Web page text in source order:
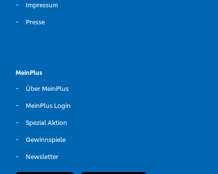
Impressum
Presse
MeinPlus
Über MeinPlus
MeinPlus Login
Spezial Aktion
Gewinnspiele
Newsletter